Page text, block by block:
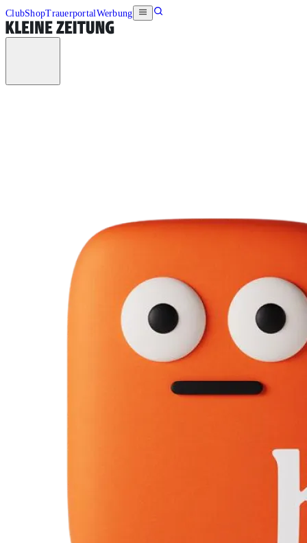
ClubShopTrauerportalWerbung